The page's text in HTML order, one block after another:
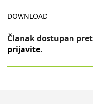
DOWNLOAD
Članak dostupan
prijavite.